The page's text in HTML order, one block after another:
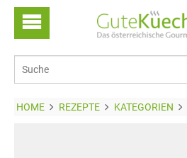
HOME REZEPTE KATEGORIEN